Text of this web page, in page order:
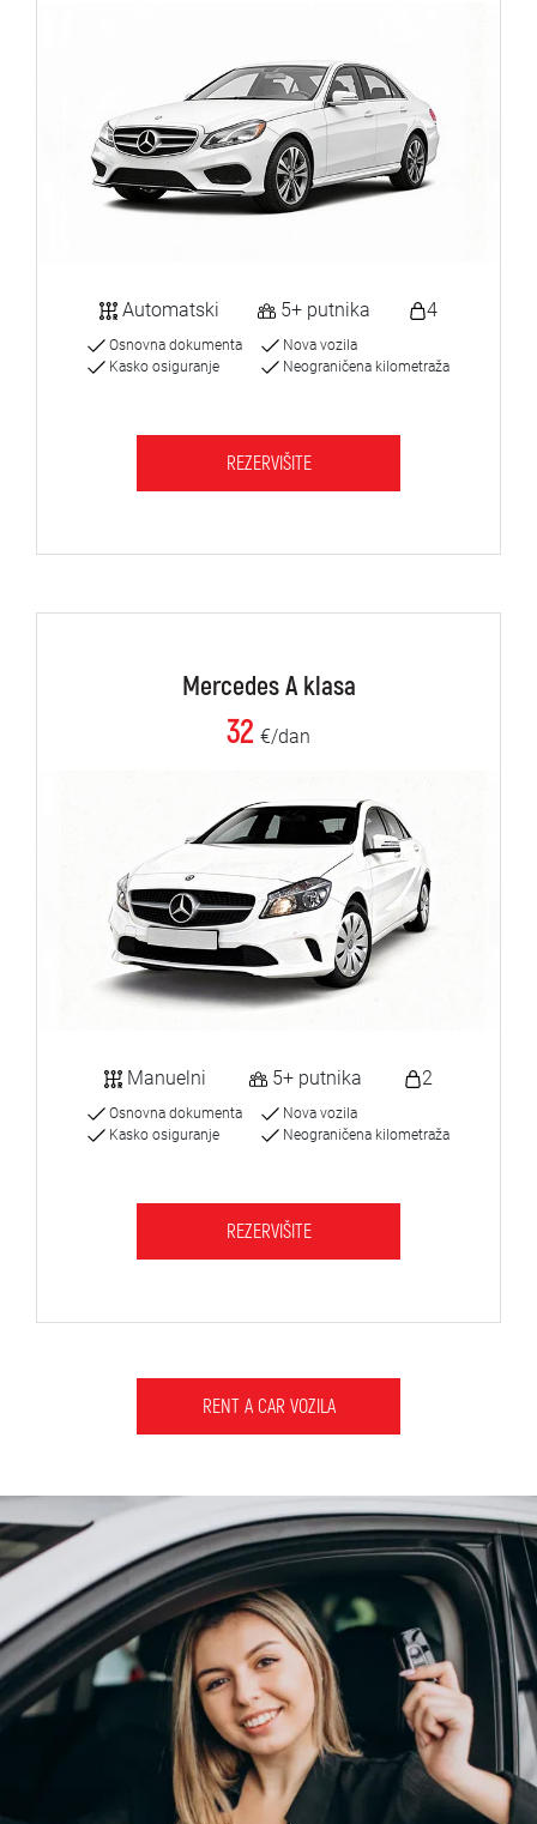
Automatski 5+ putnika 4
Osnovna dokumenta
Kasko osiguranje
Nova vozila
Neograničena kilometraža
REZERVIŠITE
Mercedes A klasa
32 €/dan
Manuelni 5+ putnika 2
Osnovna dokumenta
Kasko osiguranje
Nova vozila
Neograničena kilometraža
REZERVIŠITE
RENT A CAR VOZILA